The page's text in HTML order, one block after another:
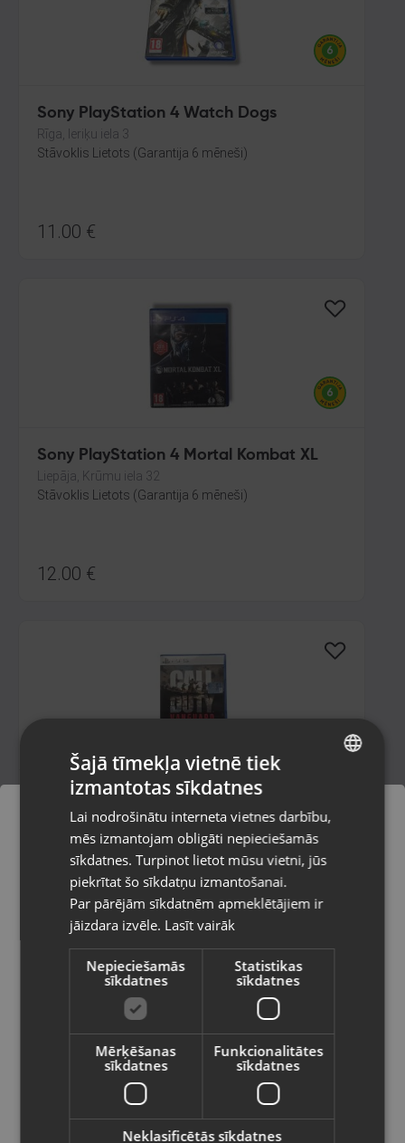
Sony PlayStation 4 Watch Dogs
Rīga, Ieriķu iela 3
Stāvoklis Lietots (Garantija 6 mēneši)
11.00 €
Sony PlayStation 4 Mortal Kombat XL
Liepāja, Krūmu iela 32
Stāvoklis Lietots (Garantija 6 mēneši)
12.00 €
Call of Duty: Vanguard (Sony PlayStation
Rīga, Dižozolu iela 11
Stāvoklis Mazlietots (Garantija 12 mēneši)
40.00€
Sony PlayStation 5 NBA 2k24
Pasūtījumi tiks piegādāti uz
izvēlēto valsti
Vietnes saturs būs attēlots izvēlētajā
valodā
Valsts
Latviešu / Latvian
RUSSIAN
Šajā tīmekļa vietnē tiek
izmantotas sīkdatnes
Lai nodrošinātu interneta vietnes darbību,
mēs izmantojam obligāti nepieciešamās
sīkdatnes. Turpinot lietot mūsu vietni, jūs
piekrītat šo sīkdatņu izmantošanai.
Par pārējām sīkdatnēm apmeklētājiem ir
jāizdara izvēle. Lasīt vairāk
Nepieciešamās
sīkdatnes
Statistikas
sīkdatnes
Mērķēšanas
sīkdatnes
Funkcionalitātes
sīkdatnes
Neklasificētās sīkdatnes